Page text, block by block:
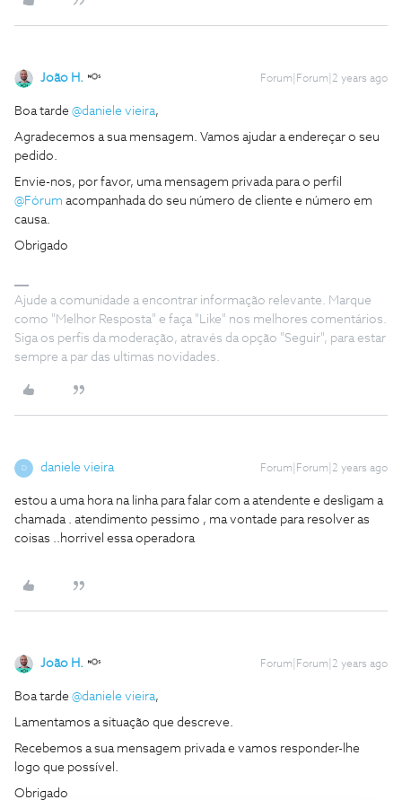
João H. Forum|Forum|2 years ago
Boa tarde @daniele vieira,
Agradecemos a sua mensagem. Vamos ajudar a endereçar o seu
pedido.
Envie-nos, por favor, uma mensagem privada para o perfil
@Fórum acompanhada do seu número de cliente e número em
causa.
Obrigado
Ajude a comunidade a encontrar informação relevante. Marque
como "Melhor Resposta" e faça "Like" nos melhores comentários.
Siga os perfis da moderação, através da opção "Seguir", para estar
sempre a par das ultimas novidades.
D daniele vieira Forum|Forum|2 years ago
estou a uma hora na linha para falar com a atendente e desligam a
chamada . atendimento pessimo , ma vontade para resolver as
coisas ..horrivel essa operadora
João H. Forum|Forum|2 years ago
Boa tarde @daniele vieira,
Lamentamos a situação que descreve.
Recebemos a sua mensagem privada e vamos responder-lhe
logo que possível.
Obrigado